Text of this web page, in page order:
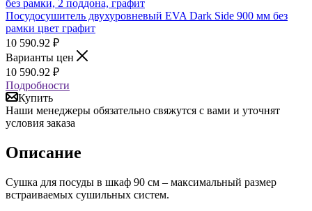
Посудосушитель двухуровневый EVA Dark Side 900 мм без
рамки цвет графит
10 590.92 ₽
Варианты цен
10 590.92 ₽
Подробности
Купить
Наши менеджеры обязательно свяжутся с вами и уточнят
условия заказа
Описание
Сушка для посуды в шкаф 90 см – максимальный размер
встраиваемых сушильных систем.